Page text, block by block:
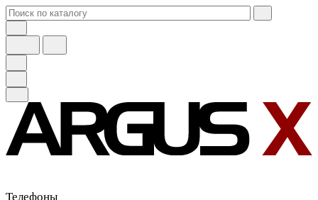
Телефоны